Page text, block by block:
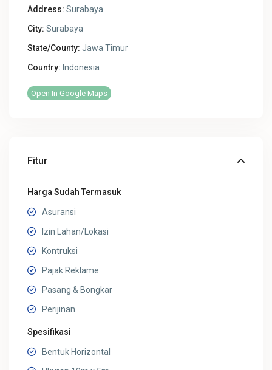
Address: Surabaya
City: Surabaya
State/County: Jawa Timur
Country: Indonesia
Open In Google Maps
Fitur
Harga Sudah Termasuk
Asuransi
Izin Lahan/Lokasi
Kontruksi
Pajak Reklame
Pasang & Bongkar
Perijinan
Spesifikasi
Bentuk Horizontal